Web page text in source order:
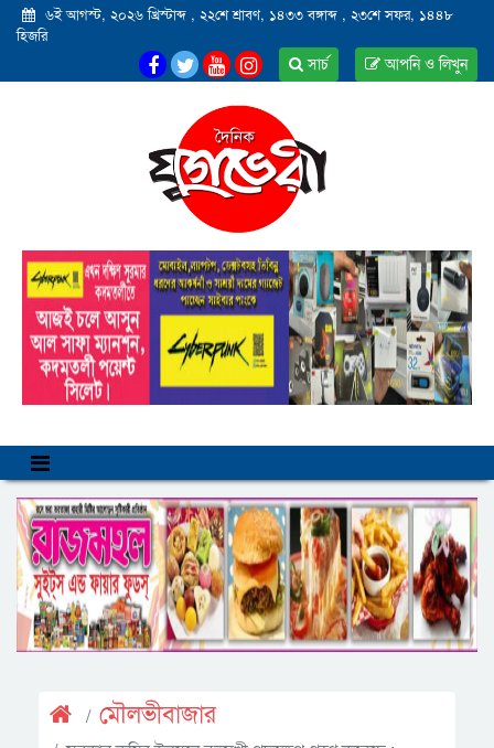
৬ই আগস্ট, ২০২৬ খ্রিস্টাব্দ , ২২শে শ্রাবণ, ১৪৩৩ বঙ্গাব্দ , ২৩শে সফর, ১৪৪৮
হিজরি
আপনি ও লিখুন
সার্চ
মৌলভীবাজার